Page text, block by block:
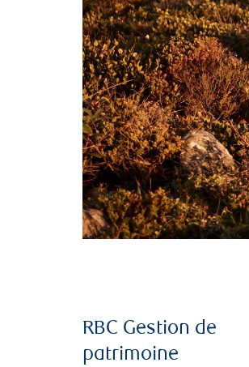
RBC Gestion de
patrimoine